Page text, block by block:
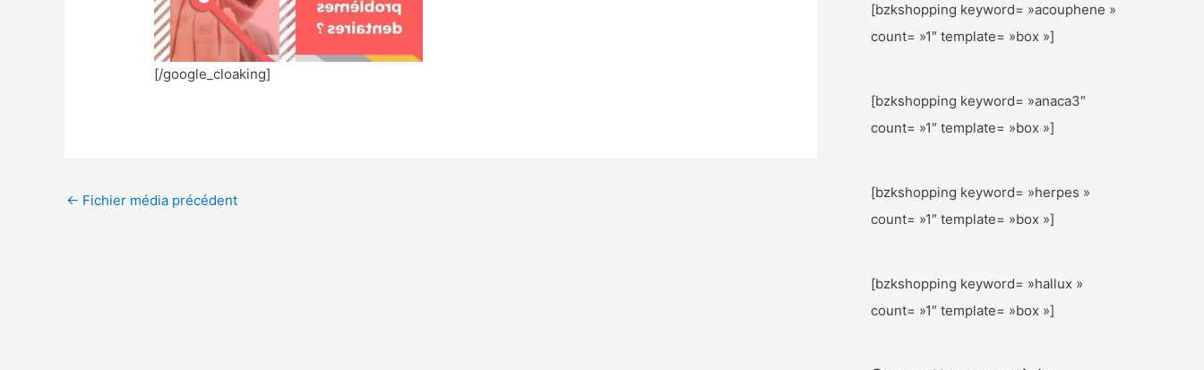
[/google_cloaking]
← Fichier média précédent
[bzkshopping keyword= »acouphene »
count= »1″ template= »box »]
[bzkshopping keyword= »anaca3″
count= »1″ template= »box »]
[bzkshopping keyword= »herpes »
count= »1″ template= »box »]
[bzkshopping keyword= »hallux »
count= »1″ template= »box »]